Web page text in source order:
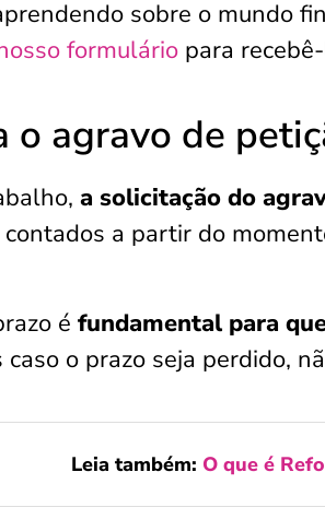
sobre o mundo
formulário para
o agravo de
a solicitação do
contados a partir do
é fundamental para
o prazo seja perdido,
Leia também: O que é